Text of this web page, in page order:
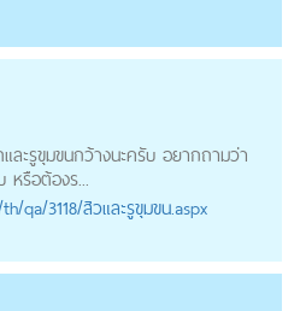
ะรูขุมขนกว้างนะครับ อยากถามว่า
หรือต้องร...
qa/3118/สิวและรูขุมขน.aspx